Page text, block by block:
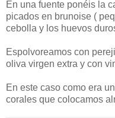
En una fuente ponéis la
picados en brunoise (
cebolla y los huevos
Espolvoreamos con
oliva virgen extra y con
En este caso como era
corales que colocamos